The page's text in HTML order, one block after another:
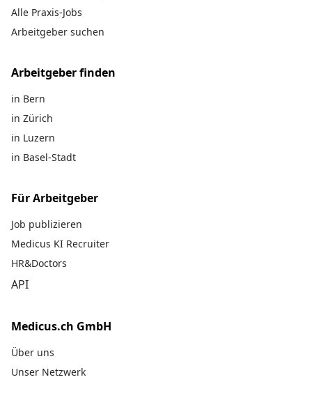
Alle Praxis-Jobs
Arbeitgeber suchen
Arbeitgeber finden
in Bern
in Zürich
in Luzern
in Basel-Stadt
Für Arbeitgeber
Job publizieren
Medicus KI Recruiter
HR&Doctors
API
Medicus.ch GmbH
Über uns
Unser Netzwerk